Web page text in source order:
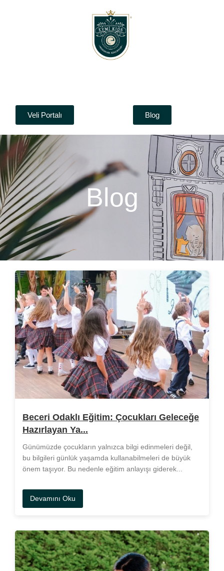
Veli Portalı Blog
Blog
Beceri Odaklı Eğitim: Çocukları Geleceğe
Hazırlayan Ya...
Günümüzde çocukların yalnızca bilgi edinmeleri değil,
bu bilgileri günlük yaşamda kullanabilmeleri de büyük
önem taşıyor. Bu nedenle eğitim anlayışı giderek...
Devamını Oku